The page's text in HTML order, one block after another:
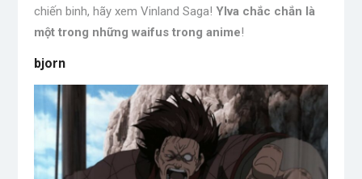
chiến binh, hãy xem Vinland Saga! Ylva chắc chắn là
một trong những waifus trong anime!
bjorn